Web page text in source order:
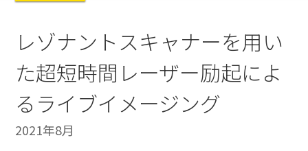
レゾナントスキャナーを用い
た超短時間レーザー励起によ
るライブイメージング
2021年8月